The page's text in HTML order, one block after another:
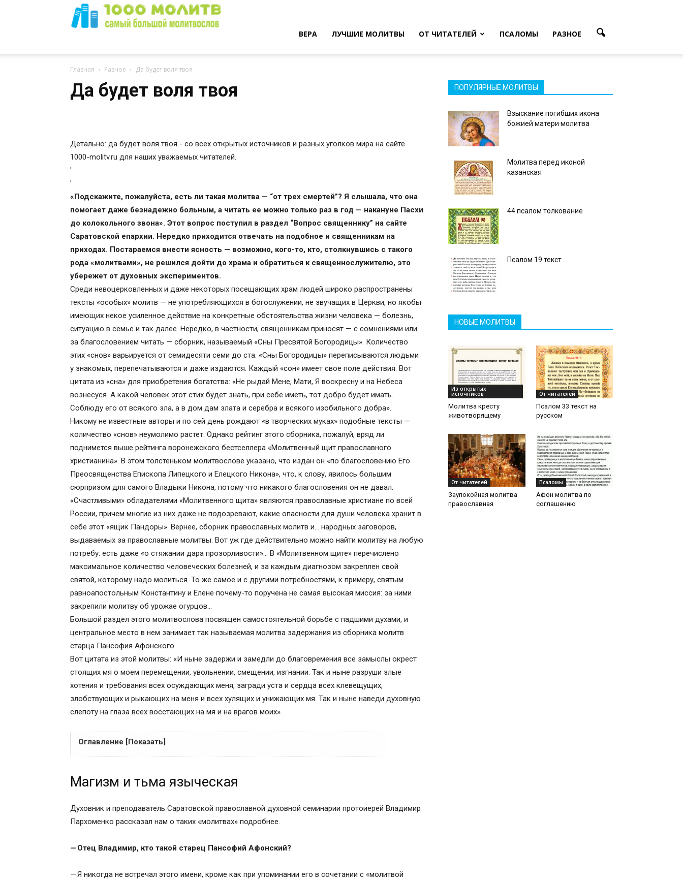
ВЕРА ЛУЧШИЕ МОЛИТВЫ ОТ ЧИТАТЕЛЕЙ ПСАЛОМЫ РАЗНОЕ
Главная Разное Да будет воля твоя
Да будет воля твоя
Детально: да будет воля твоя - со всех открытых источников и разных уголков мира на сайте
1000-molitv.ru для наших уважаемых читателей.
'
'
«Подскажите, пожалуйста, есть ли такая молитва — “от трех смертей”? Я слышала, что она
помогает даже безнадежно больным, а читать ее можно только раз в год — накануне Пасхи
до колокольного звона». Этот вопрос поступил в раздел “Вопрос священнику” на сайте
Саратовской епархии. Нередко приходится отвечать на подобное и священникам на
приходах. Постараемся внести ясность — возможно, кого-то, кто, столкнувшись с такого
рода «молитвами», не решился дойти до храма и обратиться к священнослужителю, это
убережет от духовных экспериментов.
Среди невоцерковленных и даже некоторых посещающих храм людей широко распространены
тексты «особых» молитв — не употреб­ляющихся в богослужении, не звучащих в Церкви, но якобы
имеющих некое усиленное действие на конкретные обстоятельства жизни человека — болезнь,
ситуацию в семье и так далее. Нередко, в частности, священникам приносят — с сомнениями или
за благословением читать — сборник, называемый «Сны Пресвятой Богородицы». Количество
этих «снов» варьируется от семидесяти семи до ста. «Сны Богородицы» переписываются людьми
у знакомых, перепечатываются и даже издаются. Каждый «сон» имеет свое поле действия. Вот
цитата из «сна» для приобретения богатства: «Не рыдай Мене, Мати, Я воскресну и на Небеса
вознесуся. А какой человек этот стих будет знать, при себе иметь, тот добро будет имать.
Соблюду его от всякого зла, а в дом дам злата и серебра и всякого изобильного добра».
Никому не известные авторы и по сей день рождают «в творческих муках» подобные тексты —
количество «снов» неумолимо растет. Однако рейтинг этого сборника, пожалуй, вряд ли
поднимется выше рейтинга воронежского бестселлера «Молитвенный щит православного
христианина». В этом толстеньком молитвослове указано, что издан он «по благословению Его
Преосвященства Епископа Липецкого и Елецкого Никона», что, к слову, явилось большим
сюрпризом для самого Владыки Никона, потому что никакого благословения он не давал.
«Счастливыми» обладателями «Молитвенного щита» являются православные христиане по всей
России, причем многие из них даже не подозревают, какие опасности для души человека хранит в
себе этот «ящик Пандоры». Вернее, сборник православных молитв и… народных заговоров,
выдаваемых за православные молитвы. Вот уж где действительно можно найти молитву на любую
потребу: есть даже «о стяжании дара прозорливости»… В «Молитвенном щите» перечислено
максимальное количество человеческих болезней, и за каждым диагнозом закреплен свой
святой, которому надо молиться. То же самое и с другими потребностями, к примеру, святым
равноапостольным Константину и Елене почему-то поручена не самая высокая миссия: за ними
закрепили молитву об урожае огурцов…
Большой раздел этого молитвослова посвящен самостоятельной борьбе с падшими духами, и
центральное место в нем занимает так называемая молитва задержания из сборника молитв
старца Пансофия Афонского.
Вот цитата из этой молитвы: «И ныне задержи и замедли до благовремения все замыслы окрест
стоящих мя о моем перемещении, увольнении, смещении, изгнании. Так и ныне разруши злые
хотения и требования всех осуждающих меня, загради уста и сердца всех клевещущих,
злобствующих и рыкающих на меня и всех хулящих и унижающих мя. Так и ныне наведи духовную
слепоту на глаза всех восстающих на мя и на врагов моих».
Оглавление [Показать]
Магизм и тьма языческая
Духовник и преподаватель Саратовской православной духовной семинарии протоиерей Владимир
Пархоменко рассказал нам о таких «молитвах» подробнее.
— Отец Владимир, кто такой старец Пансофий Афонский?
— Я никогда не встречал этого имени, кроме как при упоминании его в сочетании с «молитвой
ПОПУЛЯРНЫЕ МОЛИТВЫ
Взыскание погибших икона
божией матери молитва
Молитва перед иконой
казанская
44 псалом толкование
Псалом 19 текст
НОВЫЕ МОЛИТВЫ
Из открытых
источников
Молитва кресту
животворящему
От читателей
Псалом 33 текст на
русском
От читателей
Заупокойная молитва
православная
Псаломы
Афон молитва по
соглашению